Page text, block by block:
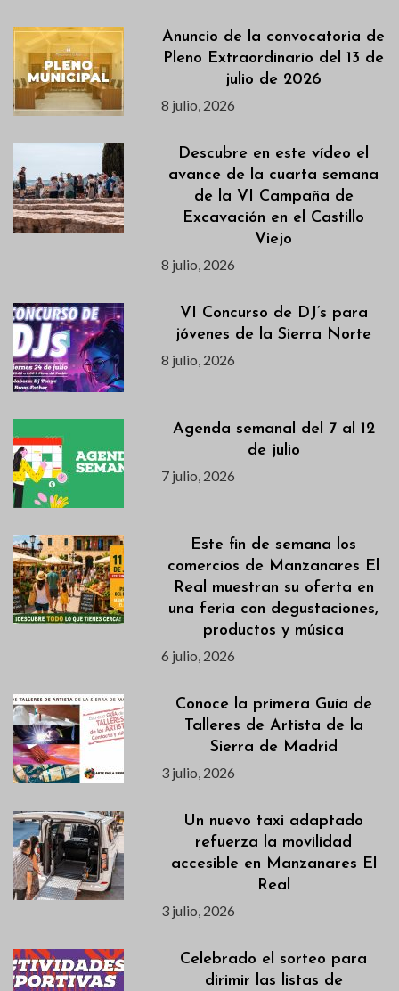
Anuncio de la convocatoria de
Pleno Extraordinario del 13 de
julio de 2026
8 julio, 2026
Descubre en este vídeo el
avance de la cuarta semana
de la VI Campaña de
Excavación en el Castillo
Viejo
8 julio, 2026
VI Concurso de DJ’s para
jóvenes de la Sierra Norte
8 julio, 2026
Agenda semanal del 7 al 12
de julio
7 julio, 2026
Este fin de semana los
comercios de Manzanares El
Real muestran su oferta en
una feria con degustaciones,
productos y música
6 julio, 2026
Conoce la primera Guía de
Talleres de Artista de la
Sierra de Madrid
3 julio, 2026
Un nuevo taxi adaptado
refuerza la movilidad
accesible en Manzanares El
Real
3 julio, 2026
Celebrado el sorteo para
dirimir las listas de